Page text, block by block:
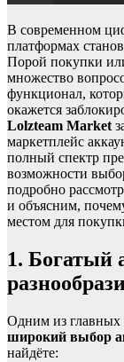
В современном
платформах
Порой покупки
множество
функционал,
окажется
Lolzteam Market
маркетплейс
полный спектр
возможности
подробно
и объясним,
местом для
1. Богатый
Одним из главных
широкий выбор
найдёте: